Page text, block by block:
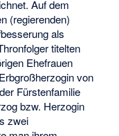
Auf dem
(regierenden)
als
titelten
Ehefrauen
von
Fürstenfamilie
bzw. Herzogin
zwei